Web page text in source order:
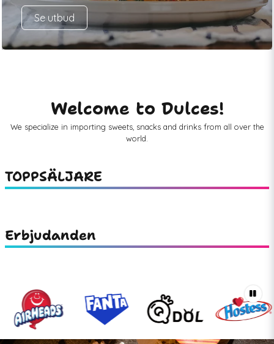
Se utbud
Welcome to Dulces!
We specialize in importing sweets, snacks and drinks from all over the
world.
TOPPSÄLJARE
Erbjudanden